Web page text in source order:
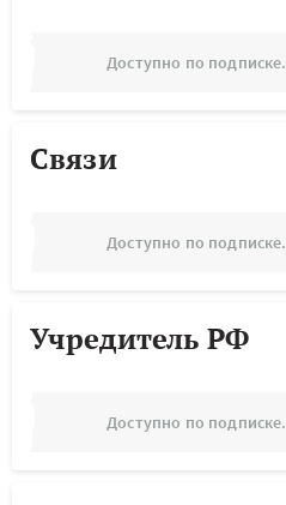
Доступно по подписке.
Связи
Доступно по подписке.
Учредитель РФ
Доступно по подписке.